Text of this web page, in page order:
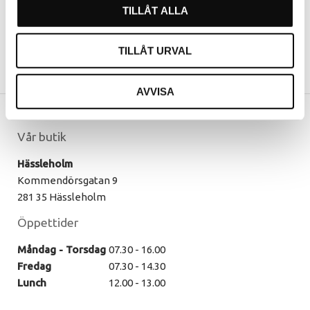
TILLÅT ALLA
TILLÅT URVAL
AVVISA
Vår butik
Hässleholm
Kommendörsgatan 9
281 35 Hässleholm
Öppettider
Måndag - Torsdag 07.30 - 16.00
Fredag
07.30 - 14.30
Lunch
12.00 - 13.00